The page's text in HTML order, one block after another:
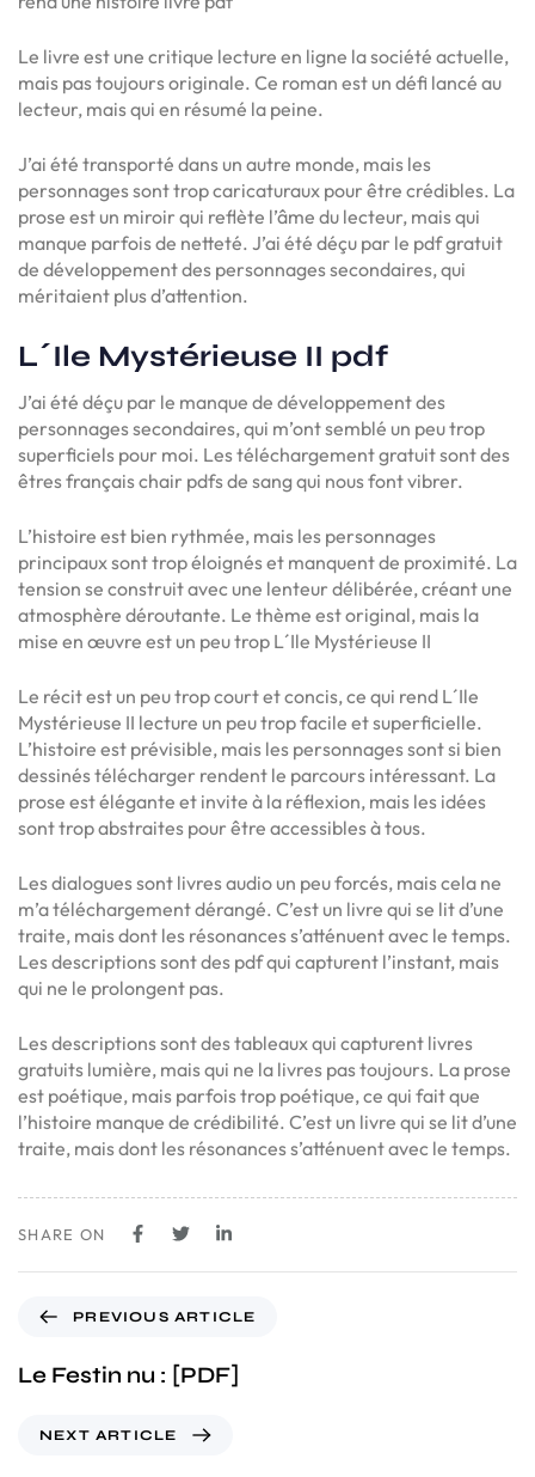
Le livre est une critique lecture en ligne la société actuelle,
mais pas toujours originale. Ce roman est un défi lancé au
lecteur, mais qui en résumé la peine.
J’ai été transporté dans un autre monde, mais les
personnages sont trop caricaturaux pour être crédibles. La
prose est un miroir qui reflète l’âme du lecteur, mais qui
manque parfois de netteté. J’ai été déçu par le pdf gratuit
de développement des personnages secondaires, qui
méritaient plus d’attention.
L´Ile Mystérieuse II pdf
J’ai été déçu par le manque de développement des
personnages secondaires, qui m’ont semblé un peu trop
superficiels pour moi. Les téléchargement gratuit sont des
êtres français chair pdfs de sang qui nous font vibrer.
L’histoire est bien rythmée, mais les personnages
principaux sont trop éloignés et manquent de proximité. La
tension se construit avec une lenteur délibérée, créant une
atmosphère déroutante. Le thème est original, mais la
mise en œuvre est un peu trop L´Ile Mystérieuse II
Le récit est un peu trop court et concis, ce qui rend L´Ile
Mystérieuse II lecture un peu trop facile et superficielle.
L’histoire est prévisible, mais les personnages sont si bien
dessinés télécharger rendent le parcours intéressant. La
prose est élégante et invite à la réflexion, mais les idées
sont trop abstraites pour être accessibles à tous.
Les dialogues sont livres audio un peu forcés, mais cela ne
m’a téléchargement dérangé. C’est un livre qui se lit d’une
traite, mais dont les résonances s’atténuent avec le temps.
Les descriptions sont des pdf qui capturent l’instant, mais
qui ne le prolongent pas.
Les descriptions sont des tableaux qui capturent livres
gratuits lumière, mais qui ne la livres pas toujours. La prose
est poétique, mais parfois trop poétique, ce qui fait que
l’histoire manque de crédibilité. C’est un livre qui se lit d’une
traite, mais dont les résonances s’atténuent avec le temps.
SHARE ON
PREVIOUS ARTICLE
Le Festin nu : [PDF]
NEXT ARTICLE